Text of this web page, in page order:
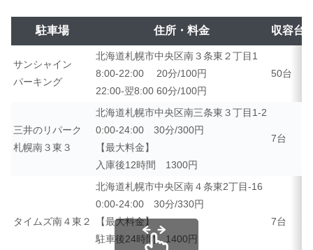
駐車場 住所・料金 収容台
サンシャイン
パーキング
北海道札幌市中央区南３条東２丁目1
8:00‐22:00 20分/100円
22:00-翌8:00 60分/100円
50台
三井のリパーク
札幌南３東３
北海道札幌市中央区南三条東３丁目1-2
0:00-24:00 30分/300円
【最大料金】
入庫後12時間 1300円
7台
タイムズ南４東２
北海道札幌市中央区南４条東2丁目-16
0:00-24:00 30分/330円
【最大料金】
駐車後24時間 1400円
7台